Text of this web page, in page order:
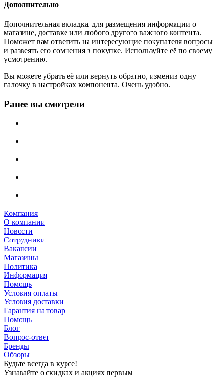
Дополнительно
Дополнительная вкладка, для размещения информации о
магазине, доставке или любого другого важного контента.
Поможет вам ответить на интересующие покупателя вопросы
и развеять его сомнения в покупке. Используйте её по своему
усмотрению.
Вы можете убрать её или вернуть обратно, изменив одну
галочку в настройках компонента. Очень удобно.
Ранее вы смотрели
Компания
О компании
Новости
Сотрудники
Вакансии
Магазины
Политика
Информация
Помощь
Условия оплаты
Условия доставки
Гарантия на товар
Помощь
Блог
Вопрос-ответ
Бренды
Обзоры
Будьте всегда в курсе!
Узнавайте о скидках и акциях первым